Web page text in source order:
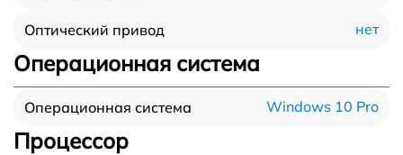
Оптический привод нет
Операционная система
Операционная система Windows 10 Pro
Процессор